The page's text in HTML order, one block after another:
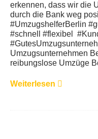
erkennen, dass wir die
durch die Bank weg
#UmzugshelferBerlin
#schnell #flexibel
Umzugsunternehmen
reibungslose Umzüge
Weiterlesen